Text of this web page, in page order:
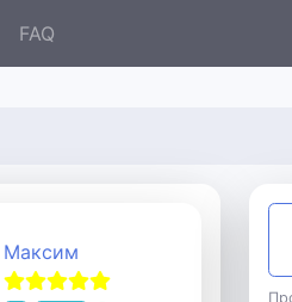
FAQ
Максим